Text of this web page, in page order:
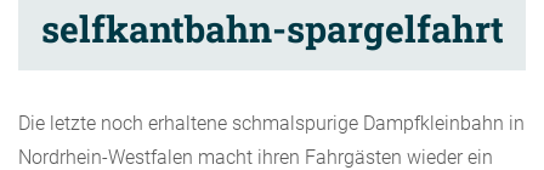
selfkantbahn-spargelfahrt
Die letzte noch erhaltene schmalspurige Dampfkleinbahn in
Nordrhein-Westfalen macht ihren Fahrgästen wieder ein